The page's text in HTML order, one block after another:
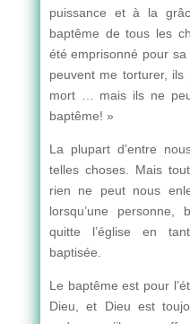
puissance et à la
baptême de tous les
été emprisonné pour
peuvent me torturer,
mort … mais ils ne
baptême! »
La plupart d’entre
telles choses. Mais
rien ne peut nous
lorsqu’une personne,
quitte l’église en
baptisée.
Le baptême est pour
Dieu, et Dieu est